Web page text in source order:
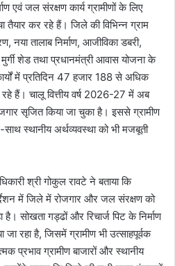
एवं जल संरक्षण कार्य ग्रामीणों के लिए
तैयार कर रहे हैं। जिले की विभिन्न ग्राम
नया तालाब निर्माण, आजीविका डबरी,
मुर्गी शेड तथा प्रधानमंत्री आवास योजना के
में प्रतिदिन 47 हजार 188 से अधिक
रहे हैं। चालू वित्तीय वर्ष 2026-27 में अब
सृजित किया जा चुका है। इससे ग्रामीण
साथ स्थानीय अर्थव्यवस्था को भी मजबूती
श्री गोकुल रावटे ने बताया कि
में जिले में रोजगार और जल संरक्षण को
सोखता गड्ढों और रिचार्ज पिट के निर्माण
रहा है, जिसमें ग्रामीण भी उत्साहपूर्वक
प्रभाव ग्रामीण बाजारों और स्थानीय